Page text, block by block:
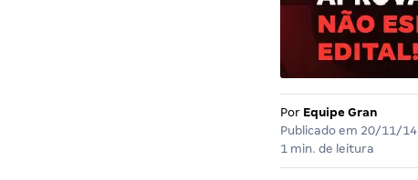
Por Equipe Gran
Publicado em 20/11/14
1 min. de leitura